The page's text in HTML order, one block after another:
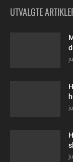
UTVALGTE